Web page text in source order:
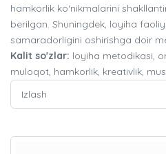
hamkorlik ko‘nikmalarini
berilgan. Shuningdek, loyiha
samaradorligini oshirishga doir
Kalit so'zlar: loyiha metodikasi,
muloqot, hamkorlik, kreativlik,